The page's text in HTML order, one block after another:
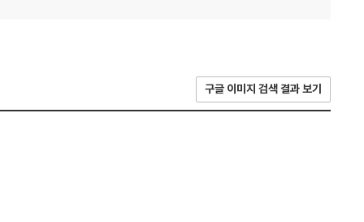
구글 이미지 검색 결과 보기